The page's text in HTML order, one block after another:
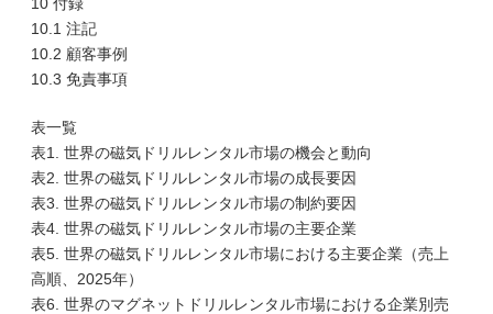
10.1 注記
10.2 顧客事例
10.3 免責事項
表一覧
表1. 世界の磁気ドリルレンタル市場の機会と動向
表2. 世界の磁気ドリルレンタル市場の成長要因
表3. 世界の磁気ドリルレンタル市場の制約要因
表4. 世界の磁気ドリルレンタル市場の主要企業
表5. 世界の磁気ドリルレンタル市場における主要企業（売上
高順、2025年）
表6. 世界のマグネットドリルレンタル市場における企業別売